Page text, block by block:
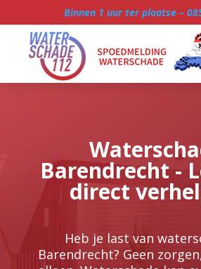
Binnen 1 uur ter plaatse –
Barendrecht -
direct
Heb je last van
Barendrecht? Geen